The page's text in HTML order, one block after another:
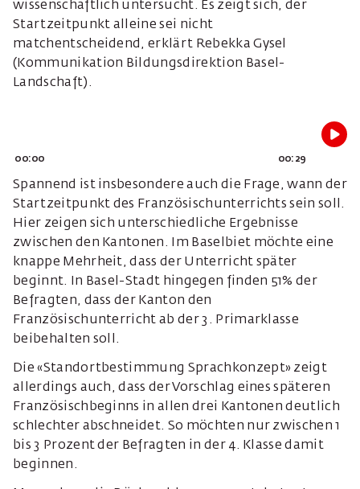
wissenschaftlich untersucht. Es zeigt sich, der
Startzeitpunkt alleine sei nicht
matchentscheidend, erklärt Rebekka Gysel
(Kommunikation Bildungsdirektion Basel-
Landschaft).
00:00 00:29
Spannend ist insbesondere auch die Frage, wann der
Startzeitpunkt des Französischunterrichts sein soll.
Hier zeigen sich unterschiedliche Ergebnisse
zwischen den Kantonen. Im Baselbiet möchte eine
knappe Mehrheit, dass der Unterricht später
beginnt. In Basel-Stadt hingegen finden 51% der
Befragten, dass der Kanton den
Französischunterricht ab der 3. Primarklasse
beibehalten soll.
Die «Standortbestimmung Sprachkonzept» zeigt
allerdings auch, dass der Vorschlag eines späteren
Französischbeginns in allen drei Kantonen deutlich
schlechter abschneidet. So möchten nur zwischen 1
bis 3 Prozent der Befragten in der 4. Klasse damit
beginnen.